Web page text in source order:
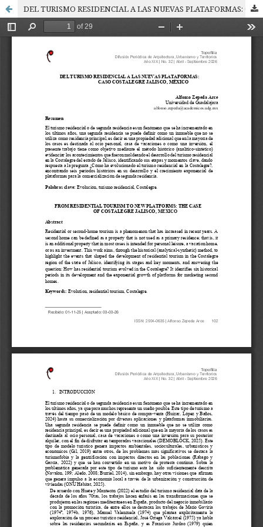
DEL TURISMO RESIDENCIAL A LAS NUEVAS PLATAFORMAS: CASO COSTALEGRE JALISCO, MÉXICO